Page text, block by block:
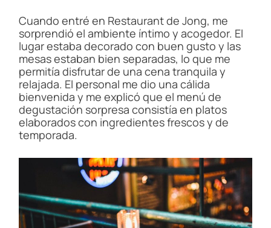
Cuando entré en Restaurant de Jong, me
sorprendió el ambiente íntimo y acogedor. El
lugar estaba decorado con buen gusto y las
mesas estaban bien separadas, lo que me
permitía disfrutar de una cena tranquila y
relajada. El personal me dio una cálida
bienvenida y me explicó que el menú de
degustación sorpresa consistía en platos
elaborados con ingredientes frescos y de
temporada.